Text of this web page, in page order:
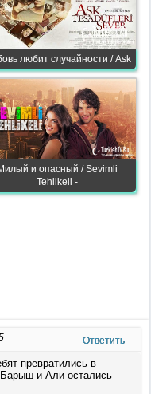
любит случайности / Ask
и опасный / Sevimli
Tehlikeli -
Ответить
превратились в
и Али остались